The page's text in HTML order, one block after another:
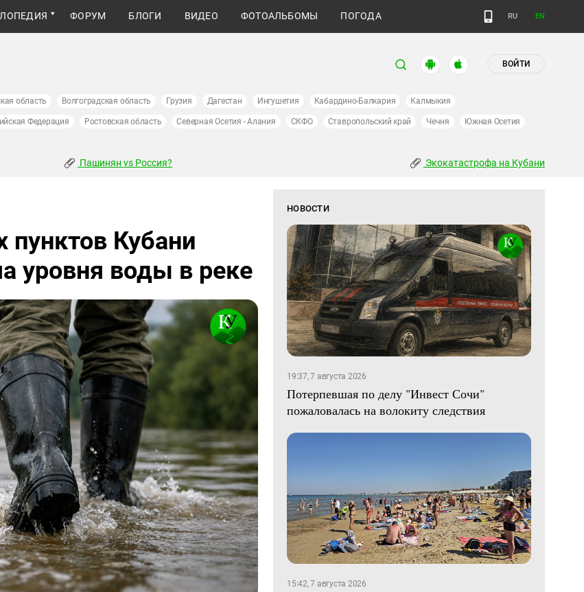
ФОРУМ БЛОГИ ВИДЕО ФОТОАЛЬБОМЫ ПОГОДА RU EN
ВОЙТИ
область Волгоградская область Грузия Дагестан Ингушетия Кабардино-Балкария Калмыкия
Федерация Ростовская область Северная Осетия - Алания СКФО Ставропольский край Чечня Южная Осетия
Пашинян vs Россия? Экокатастрофа на Кубани
Кубани
уровня воды в реке
НОВОСТИ
19:37, 7 августа 2026
Потерпевшая по делу "Инвест Сочи"
пожаловалась на волокиту следствия
15:42, 7 августа 2026